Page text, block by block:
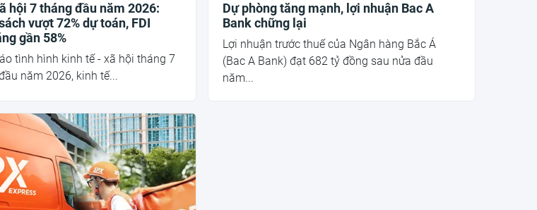
hội 7 tháng đầu năm 2026:
vượt 72% dự toán, FDI
gần 58%
tình hình kinh tế - xã hội tháng 7
năm 2026, kinh tế...
Dự phòng tăng mạnh, lợi nhuận Bac A
Bank chững lại
Lợi nhuận trước thuế của Ngân hàng Bắc Á
(Bac A Bank) đạt 682 tỷ đồng sau nửa đầu
năm...